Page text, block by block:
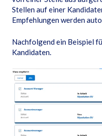
Stellen auf einer
Empfehlungen werden
Nachfolgend ein Beispiel
Kandidaten.